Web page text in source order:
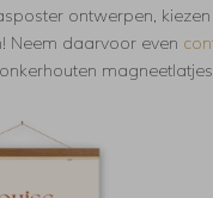
ontwerpen,
Neem daarvoor even